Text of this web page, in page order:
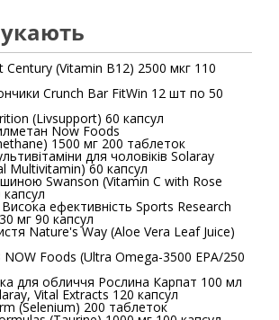
2500 мкг 110
Crunch Bar FitWin 12 шт по 50
(Livsupport) 60 капсул
Now Foods
1500 мг 200 таблеток
для чоловіків Solaray
Multivitamin) 60 капсул
(Vitamin C with Rose
Висока ефективність Sports Research
мг 90 капсул
Nature's Way (Aloe Vera Leaf Juice)
Foods (Ultra Omega-3500 EPA/250
для обличчя Рослина Карпат 100 мл
Vital Extracts 120 капсул
Pharm (Selenium) 200 таблеток